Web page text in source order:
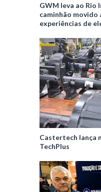
GWM leva ao Rio
caminhão movido
experiências de
Castertech lança
TechPlus